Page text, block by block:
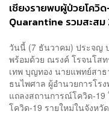
เชียงรายพบผู้ป่วยโควิ
Quarantine รวมสะส
วันนี้ (7 ธันวาคม) ประจญ
พร้อมด้วย ณรงค์ โรจนโสท
เทพ บุญทอง นายแพทย์สา
ธนไพศาล ผู้อำนวยการโร
แถลงสถานการณ์โควิด-19
โควิด-19 รายใหม่ในจังหวั